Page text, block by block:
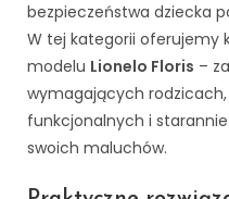
bezpieczeństwa dziecka
W tej kategorii oferujemy
modelu Lionelo Floris –
wymagających
funkcjonalnych i
swoich maluchów.